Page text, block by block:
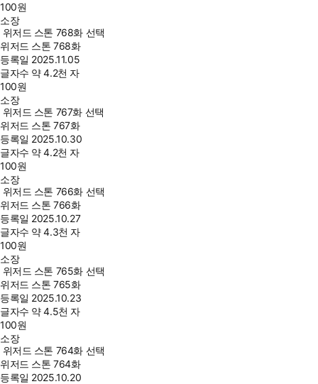
100원
소장
위저드 스톤 768화 선택
위저드 스톤 768화
등록일 2025.11.05
글자수 약 4.2천 자
100원
소장
위저드 스톤 767화 선택
위저드 스톤 767화
등록일 2025.10.30
글자수 약 4.2천 자
100원
소장
위저드 스톤 766화 선택
위저드 스톤 766화
등록일 2025.10.27
글자수 약 4.3천 자
100원
소장
위저드 스톤 765화 선택
위저드 스톤 765화
등록일 2025.10.23
글자수 약 4.5천 자
100원
소장
위저드 스톤 764화 선택
위저드 스톤 764화
등록일 2025.10.20